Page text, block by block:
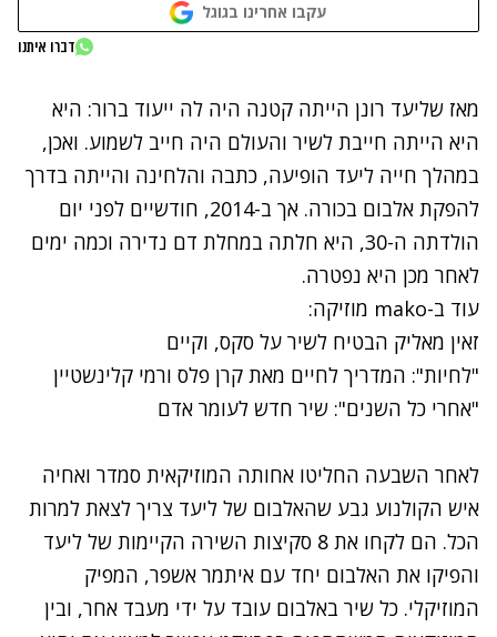
עקבו אחרינו בגוגל
נתקלנו בבעיה
דברו איתנו
מאז שליעד רונן הייתה קטנה היה לה ייעוד ברור: היא
היא הייתה חייבת לשיר והעולם היה חייב לשמוע. ואכן,
במהלך חייה ליעד הופיעה, כתבה והלחינה והייתה בדרך
להפקת אלבום בכורה. אך ב-2014, חודשיים לפני יום
הולדתה ה-30, היא חלתה במחלת דם נדירה וכמה ימים
לאחר מכן היא נפטרה.
עוד ב-mako מוזיקה
:
זאין מאליק הבטיח לשיר על סקס, וקיים
"לחיות": המדריך לחיים מאת קרן פלס ורמי קלינשטיין
"אחרי כל השנים": שיר חדש לעומר אדם
לאחר השבעה החליטו אחותה המוזיקאית סמדר ואחיה
איש הקולנוע גבע שהאלבום של ליעד צריך לצאת למרות
הכל. הם לקחו את 8 סקיצות השירה הקיימות של ליעד
והפיקו את האלבום יחד עם איתמר אשפר, המפיק
המוזיקלי. כל שיר באלבום עובד על ידי מעבד אחר, ובין